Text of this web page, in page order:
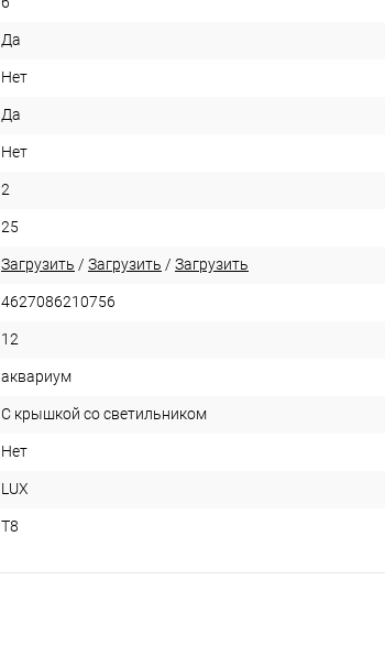
Да
Нет
Да
Нет
2
25
Загрузить / Загрузить / Загрузить
4627086210756
12
аквариум
С крышкой со светильником
Нет
LUX
T8